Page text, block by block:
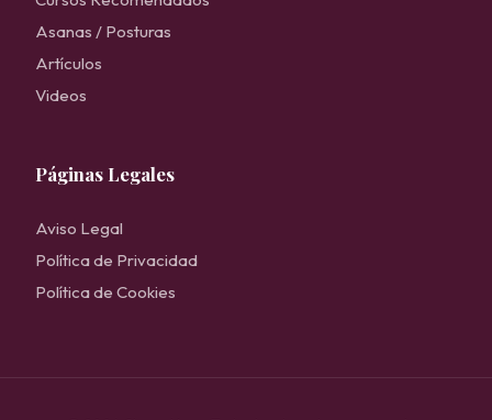
Asanas / Posturas
Artículos
Videos
Páginas Legales
Aviso Legal
Política de Privacidad
Política de Cookies